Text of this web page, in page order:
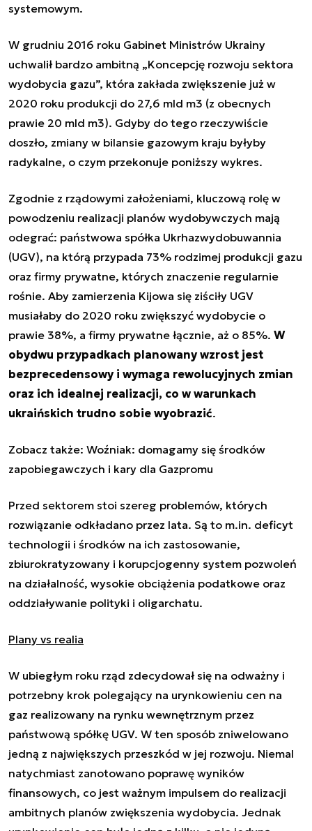
systemowym.
W grudniu 2016 roku Gabinet Ministrów Ukrainy
uchwalił bardzo ambitną „Koncepcję rozwoju sektora
wydobycia gazu”, która zakłada zwiększenie już w
2020 roku produkcji do 27,6 mld m3 (z obecnych
prawie 20 mld m3). Gdyby do tego rzeczywiście
doszło, zmiany w bilansie gazowym kraju byłyby
radykalne, o czym przekonuje poniższy wykres.
Zgodnie z rządowymi założeniami, kluczową rolę w
powodzeniu realizacji planów wydobywczych mają
odegrać: państwowa spółka Ukrhazwydobuwannia
(UGV), na którą przypada 73% rodzimej produkcji gazu
oraz firmy prywatne, których znaczenie regularnie
rośnie. Aby zamierzenia Kijowa się ziściły UGV
musiałaby do 2020 roku zwiększyć wydobycie o
prawie 38%, a firmy prywatne łącznie, aż o 85%. W
obydwu przypadkach planowany wzrost jest
bezprecedensowy i wymaga rewolucyjnych zmian
oraz ich idealnej realizacji, co w warunkach
ukraińskich trudno sobie wyobrazić.
Zobacz także: Woźniak: domagamy się środków
zapobiegawczych i kary dla Gazpromu
Przed sektorem stoi szereg problemów, których
rozwiązanie odkładano przez lata. Są to m.in. deficyt
technologii i środków na ich zastosowanie,
zbiurokratyzowany i korupcjogenny system pozwoleń
na działalność, wysokie obciążenia podatkowe oraz
oddziaływanie polityki i oligarchatu.
Plany vs realia
W ubiegłym roku rząd zdecydował się na odważny i
potrzebny krok polegający na urynkowieniu cen na
gaz realizowany na rynku wewnętrznym przez
państwową spółkę UGV. W ten sposób zniwelowano
jedną z największych przeszkód w jej rozwoju. Niemal
natychmiast zanotowano poprawę wyników
finansowych, co jest ważnym impulsem do realizacji
ambitnych planów zwiększenia wydobycia. Jednak